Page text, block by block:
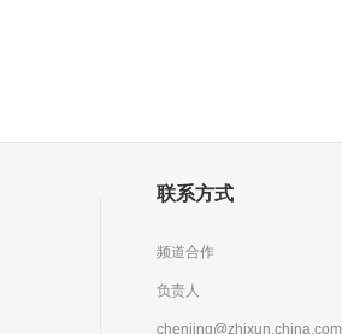
联系方式
频道合作
负责人
chenjing@zhixun.china.com